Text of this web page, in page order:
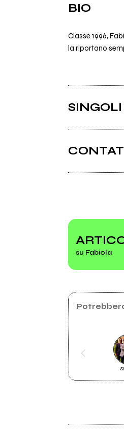
BIO
Classe 1996,
la riportano
2022
Overture
su Fabiola